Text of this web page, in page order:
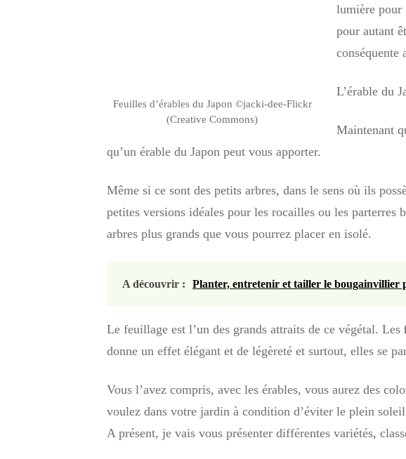
Feuilles d’érables du Japon ©jacki-dee-Flickr
(Creative Commons)
lumière pour
pour autant
conséquente
L’érable du
Maintenant
qu’un érable du Japon peut vous apporter.
Même si ce sont des petits arbres, dans le sens où ils
petites versions idéales pour les rocailles ou les parterres
arbres plus grands que vous pourrez placer en isolé.
A découvrir : Planter, entretenir et tailler le bougainvillier
Le feuillage est l’un des grands attraits de ce végétal. Les
donne un effet élégant et de légèreté et surtout, elles se
Vous l’avez compris, avec les érables, vous aurez des
voulez dans votre jardin à condition d’éviter le plein
A présent, je vais vous présenter différentes variétés,